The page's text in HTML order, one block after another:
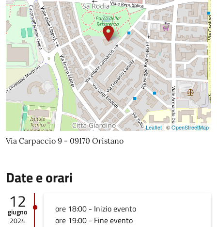
Leaflet | ©OpenStreetMap
Via Carpaccio 9 - 09170 Oristano
Date e orari
12
giugno
2024
ore 18:00 - Inizio evento
ore 19:00 - Fine evento